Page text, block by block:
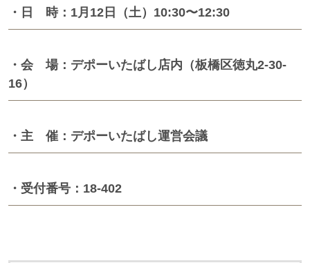
・日 時：1月12日（土）10:30〜12:30
・会 場：デポーいたばし店内（板橋区徳丸2-30-
16）
・主 催：デポーいたばし運営会議
・受付番号：18-402